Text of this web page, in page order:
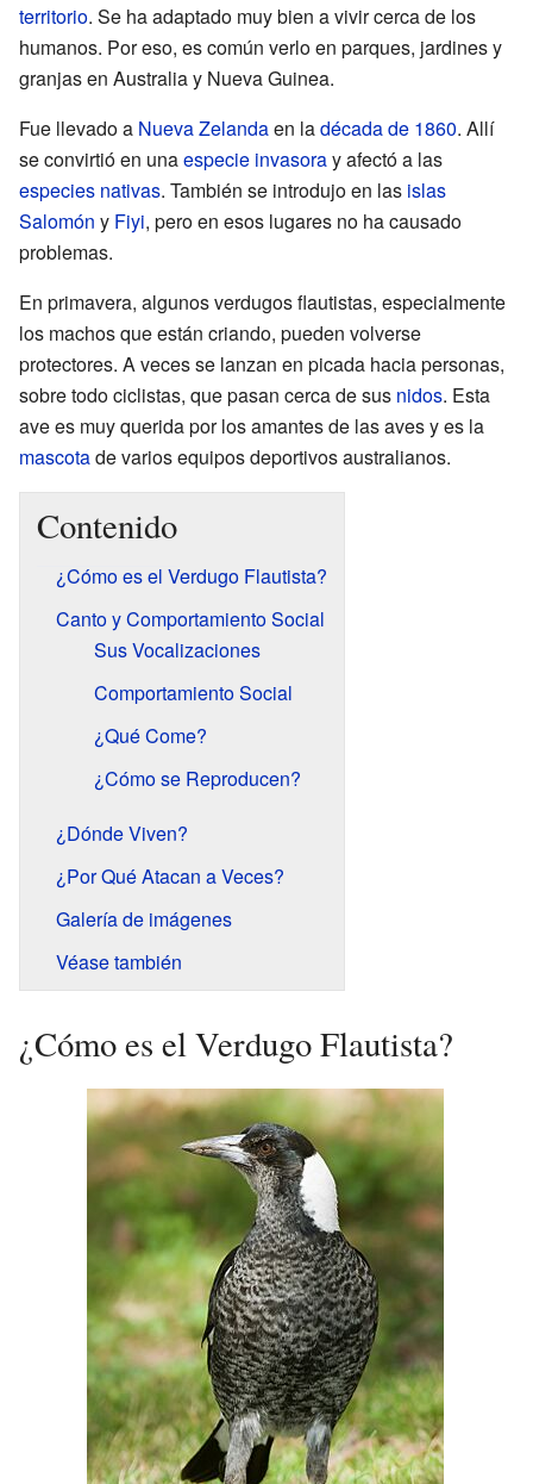
territorio. Se ha adaptado muy bien a vivir cerca de los
humanos. Por eso, es común verlo en parques, jardines y
granjas en Australia y Nueva Guinea.
Fue llevado a Nueva Zelandaen ladécada de 1860. Allí
se convirtió en unaespecie invasoray afectó a las
especies nativas. También se introdujo en las islas
Salomón y Fiyi, pero en esos lugares no ha causado
problemas.
En primavera, algunos verdugos flautistas, especialmente
los machos que están criando, pueden volverse
protectores. A veces se lanzan en picada hacia personas,
sobre todo ciclistas, que pasan cerca de sus nidos. Esta
ave es muy querida por los amantes de las aves y es la
mascotade varios equipos deportivos australianos.
Contenido
¿Cómo es el Verdugo Flautista?
Canto y Comportamiento Social
Sus Vocalizaciones
Comportamiento Social
¿Qué Come?
¿Cómo se Reproducen?
¿Dónde Viven?
¿Por Qué Atacan a Veces?
Galería de imágenes
Véase también
¿Cómo es el Verdugo Flautista?